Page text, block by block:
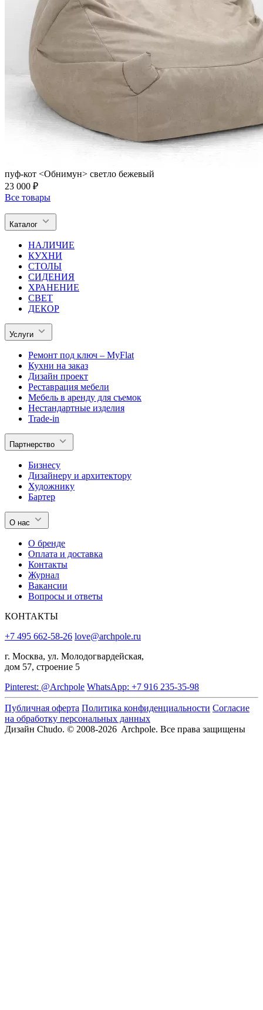
пуф-кот <Обнимун> светло бежевый
23 000 ₽
Все товары
Каталог
НАЛИЧИЕ
КУХНИ
СТОЛЫ
СИДЕНИЯ
ХРАНЕНИЕ
СВЕТ
ДЕКОР
Услуги
Ремонт под ключ – MyFlat
Кухни на заказ
Дизайн проект
Реставрация мебели
Мебель в аренду для съемок
Нестандартные изделия
Trade-in
Партнерство
Бизнесу
Дизайнеру и архитектору
Художнику
Бартер
О нас
О бренде
Оплата и доставка
Контакты
Журнал
Вакансии
Вопросы и ответы
КОНТАКТЫ
+7 495 662-58-26 love@archpole.ru
г. Москва, ул. Молодогвардейская,
дом 57, строение 5
Pinterest: @Archpole WhatsApp: +7 916 235-35-98
Публичная оферта Политика конфиденциальности Согласие
на обработку персональных данных
Дизайн Chudo. © 2008-2026 Archpole. Все права защищены